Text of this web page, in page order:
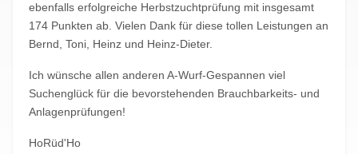
ebenfalls erfolgreiche Herbstzuchtprüfung mit insgesamt
174 Punkten ab. Vielen Dank für diese tollen Leistungen an
Bernd, Toni, Heinz und Heinz-Dieter.
Ich wünsche allen anderen A-Wurf-Gespannen viel
Suchenglück für die bevorstehenden Brauchbarkeits- und
Anlagenprüfungen!
HoRüd'Ho